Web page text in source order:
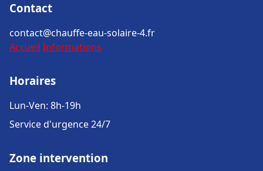
Contact
contact@chauffe-eau-solaire-4.fr
Accueil Informations
Horaires
Lun-Ven: 8h-19h
Service d'urgence 24/7
Zone intervention